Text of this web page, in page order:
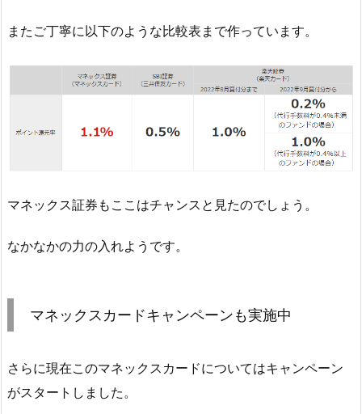
またご丁寧に以下のような比較表まで作っています。
マネックス証券もここはチャンスと見たのでしょう。
なかなかの力の入れようです。
マネックスカードキャンペーンも実施中
さらに現在このマネックスカードについてはキャンペーン
がスタートしました。